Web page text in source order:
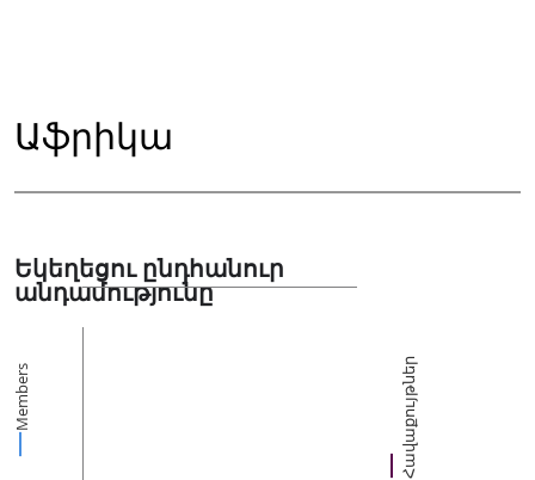
Աֆրիկա
Եկեղեցու ընդհանուր
անդամությունը
Members Հավաքույթներ